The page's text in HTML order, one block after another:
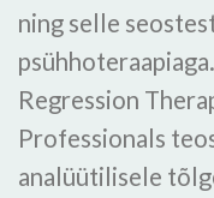
ning selle
Regression
Professionals
analüütilisele